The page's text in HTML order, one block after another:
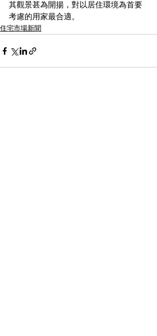
其觀景甚為開揚，對以居住環境為首要
考慮的用家最合適。
住宅市場新聞